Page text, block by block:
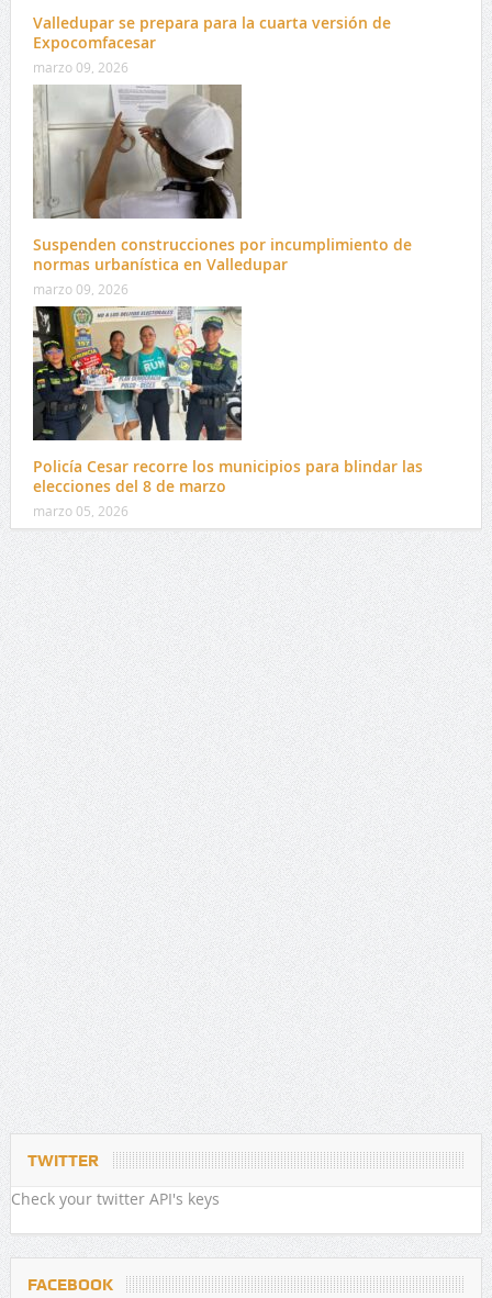
Valledupar se prepara para la cuarta versión de
Expocomfacesar
marzo 09, 2026
Suspenden construcciones por incumplimiento de
normas urbanística en Valledupar
marzo 09, 2026
Policía Cesar recorre los municipios para blindar las
elecciones del 8 de marzo
marzo 05, 2026
TWITTER
Check your twitter API's keys
FACEBOOK